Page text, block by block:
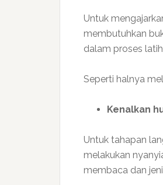
Untuk
membutuhkan
dalam proses
Seperti halnya
Kenalkan
Untuk tahapan
melakukan
membaca dan